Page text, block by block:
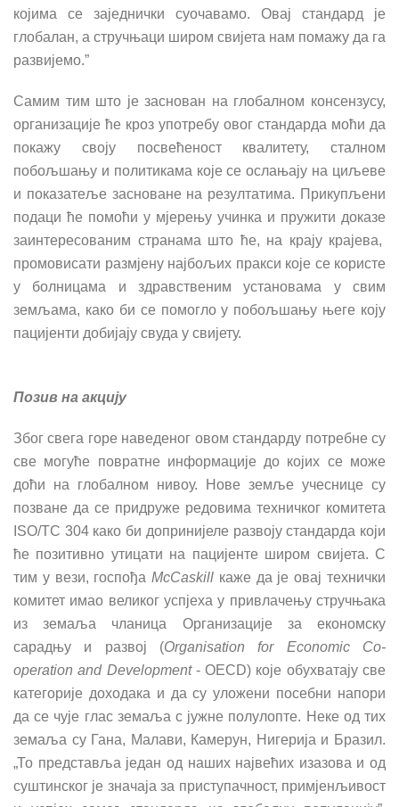
којима се заједнички суочавамо. Овај стандард је
глобалан, а стручњаци широм свијета нам помажу да га
развијемо.”
Самим тим што је заснован на глобалном консензусу,
организације ће кроз употребу овог стандарда моћи да
покажу своју посвећеност квалитету, сталном
побољшању и политикама које се ослањају на циљеве
и показатеље засноване на резултатима. Прикупљени
подаци ће помоћи у мјерењу учинка и пружити доказе
заинтересованим странама што ће, на крају крајева,
промовисати размјену најбољих пракси које се користе
у болницама и здравственим установама у свим
земљама, како би се помогло у побољшању његе коју
пацијенти добијају свуда у свијету.
Позив на акцију
Због свега горе наведеног овом стандарду потребне су
све могуће повратне информације до којих се може
доћи на глобалном нивоу. Нове земље учеснице су
позване да се придруже редовима техничког комитета
ISO/TC 304 како би допринијеле развоју стандарда који
ће позитивно утицати на пацијенте широм свијета. С
тим у вези, госпођаMcCaskill каже да је овај технички
комитет имао великог успјеха у привлачењу стручњака
из земаља чланица Организације за економску
сарадњу и развој (Organisation for Economic Co-
operation and Development- OECD) које обухватају све
категорије доходака и да су уложени посебни напори
да се чује глас земаља с јужне полулопте. Неке од тих
земаља су Гана, Малави, Камерун, Нигерија и Бразил.
„То представља један од наших највећих изазова и од
суштинског је значаја за приступачност, примјенљивост